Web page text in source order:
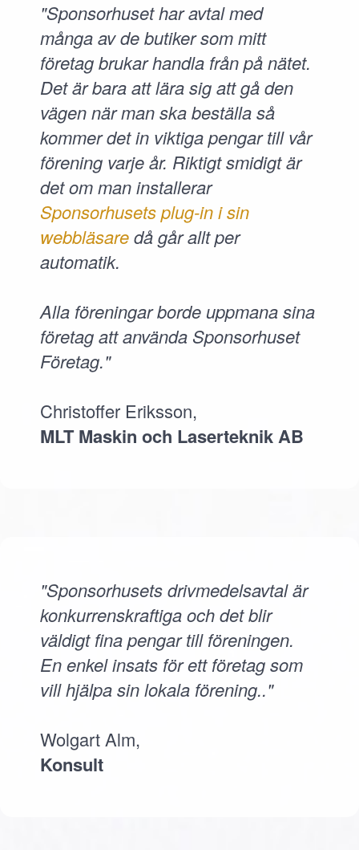
"Sponsorhuset har avtal med
många av de butiker som mitt
företag brukar handla från på nätet.
Det är bara att lära sig att gå den
vägen när man ska beställa så
kommer det in viktiga pengar till vår
förening varje år. Riktigt smidigt är
det om man installerar
Sponsorhusets plug-in i sin
webbläsaredå går allt per
automatik.
Alla föreningar borde uppmana sina
företag att använda Sponsorhuset
Företag."
Christoffer Eriksson,
MLT Maskin och Laserteknik AB
"Sponsorhusets drivmedelsavtal är
konkurrenskraftiga och det blir
väldigt fina pengar till föreningen.
En enkel insats för ett företag som
vill hjälpa sin lokala förening.."
Wolgart Alm,
Konsult